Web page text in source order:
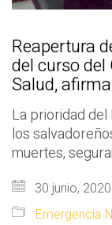
Reapertura
del curso del
Salud,
La prioridad
los
muertes,
30 junio, 2020
Emergencia